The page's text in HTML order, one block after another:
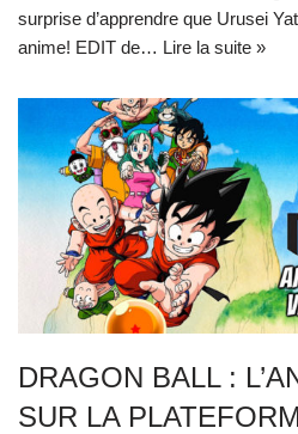
surprise d’apprendre que Urusei
anime! EDIT de… Lire la suite »
DRAGON BALL :
SUR LA